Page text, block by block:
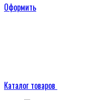
Оформить
Каталог товаров